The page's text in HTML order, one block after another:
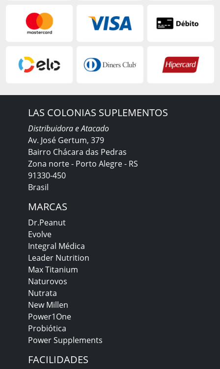
LAS COLONIAS SUPLEMENTOS
Distribuidora e Atacado
Av. José Gertum, 379
Bairro Chácara das Pedras
Zona norte - Porto Alegre - RS
91330-450
Brasil
MARCAS
Dr.Peanut
Evolve
Integral Médica
Leader Nutrition
Max Titanium
Naturovos
Nutrata
New Millen
Power1One
Probiótica
Power Supplements
FACILIDADES